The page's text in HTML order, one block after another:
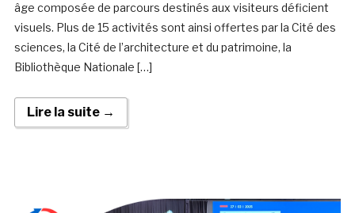
âge composée de parcours destinés aux visiteurs déficient
visuels. Plus de 15 activités sont ainsi offertes par la Cité des
sciences, la Cité de l’architecture et du patrimoine, la
Bibliothèque Nationale […]
Lire la suite →